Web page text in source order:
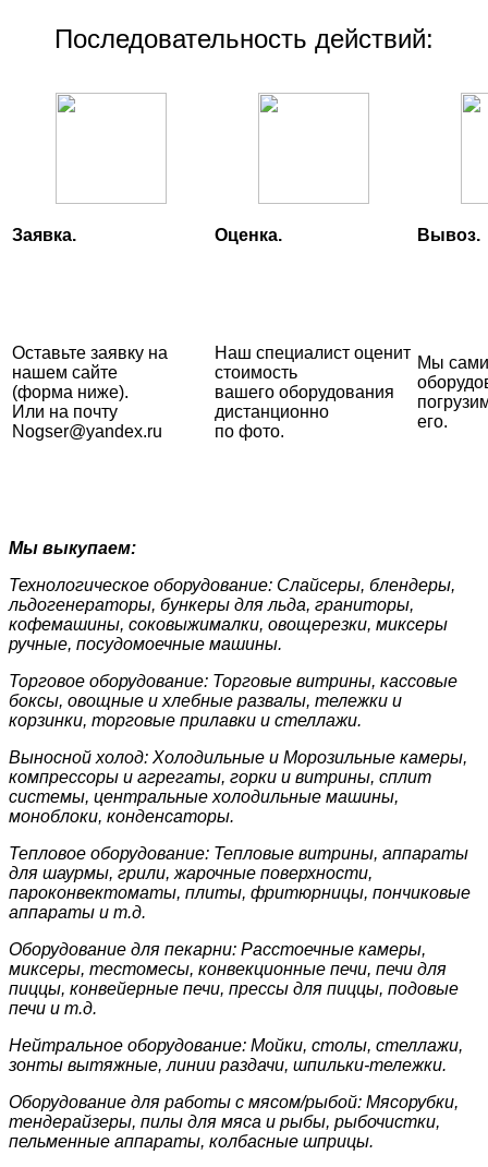
Последовательность действий:
Заявка. Оценка. Вывоз.
Оставьте заявку на
нашем сайте
(форма ниже).
Или на почту
Nogser@yandex.ru
Наш специалист оценит
стоимость
вашего оборудования
дистанционно
по фото.
Мы
его.
Мы выкупаем:
Технологическое оборудование: Слайсеры, блендеры,
льдогенераторы, бункеры для льда, граниторы,
кофемашины, соковыжималки, овощерезки, миксеры
ручные, посудомоечные машины.
Торговое оборудование: Торговые витрины, кассовые
боксы, овощные и хлебные развалы, тележки и
корзинки, торговые прилавки и стеллажи.
Выносной холод: Холодильные и Морозильные камеры,
компрессоры и агрегаты, горки и витрины, сплит
системы, центральные холодильные машины,
моноблоки, конденсаторы.
Тепловое оборудование: Тепловые витрины, аппараты
для шаурмы, грили, жарочные поверхности,
пароконвектоматы, плиты, фритюрницы, пончиковые
аппараты и т.д.
Оборудование для пекарни: Расстоечные камеры,
миксеры, тестомесы, конвекционные печи, печи для
пиццы, конвейерные печи, прессы для пиццы, подовые
печи и т.д.
Нейтральное оборудование: Мойки, столы, стеллажи,
зонты вытяжные, линии раздачи, шпильки-тележки.
Оборудование для работы с мясом/рыбой: Мясорубки,
тендерайзеры, пилы для мяса и рыбы, рыбочистки,
пельменные аппараты, колбасные шприцы.